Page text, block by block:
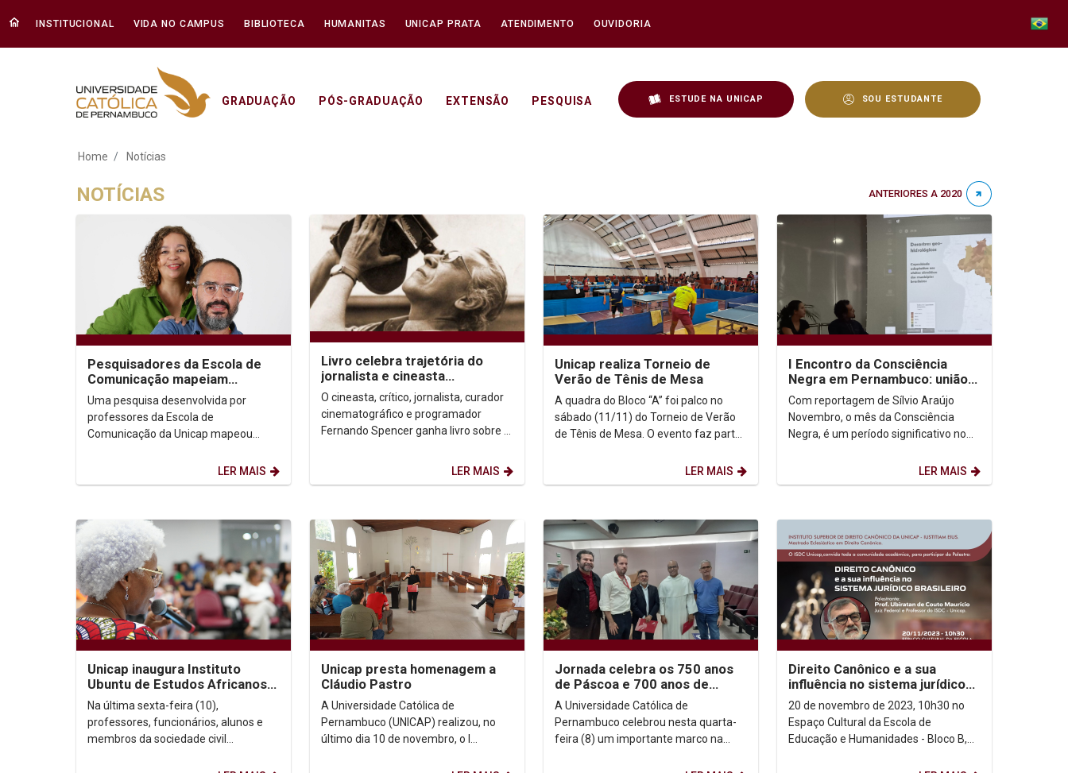
INSTITUCIONAL VIDA NO CAMPUS BIBLIOTECA HUMANITAS UNICAP PRATA ATENDIMENTO OUVIDORIA
GRADUAÇÃO PÓS-GRADUAÇÃO EXTENSÃO PESQUISA ESTUDE NA UNICAP SOU ESTUDANTE
Notícias - Unicap
Home Notícias
NOTÍCIAS ANTERIORES A 2020
Pesquisadores da Escola de
Comunicação mapeiam
iniciativas de inclusão digital
nas periferias do...
Uma pesquisa desenvolvida por
professores da Escola de
Comunicação da Unicap mapeou
LER MAIS
Livro celebra trajetória do
jornalista e cineasta
pernambucano Fernando
Spencer
O cineasta, crítico, jornalista, curador
cinematográfico e programador
Fernando Spencer ganha livro sobre a
LER MAIS
Unicap realiza Torneio de
Verão de Tênis de Mesa
A quadra do Bloco “A” foi palco no
sábado (11/11) do Torneio de Verão
de Tênis de Mesa. O evento faz parte
LER MAIS
I Encontro da Consciência
Negra em Pernambuco: união,
conhecimento e celebração
Com reportagem de Sílvio Araújo
Novembro, o mês da Consciência
Negra, é um período significativo no
LER MAIS
Unicap inaugura Instituto
Ubuntu de Estudos Africanos e
Diaspóricos
Na última sexta-feira (10),
professores, funcionários, alunos e
membros da sociedade civil
Unicap presta homenagem a
Cláudio Pastro
A Universidade Católica de
Pernambuco (UNICAP) realizou, no
último dia 10 de novembro, o I
Jornada celebra os 750 anos
de Páscoa e 700 anos de
canonização de Tomás de
Aquino
A Universidade Católica de
Pernambuco celebrou nesta quarta-
feira (8) um importante marco na
Direito Canônico e a sua
influência no sistema jurídico
brasileiro
20 de novembro de 2023, 10h30 no
Espaço Cultural da Escola de
Educação e Humanidades - Bloco B,